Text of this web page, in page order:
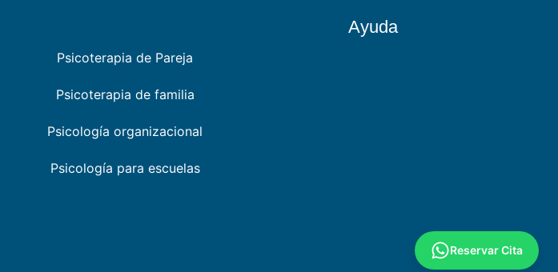
Psicoterapia de Pareja
Psicoterapia de familia
Psicología organizacional
Psicología para escuelas
Ayuda
Reservar Cita